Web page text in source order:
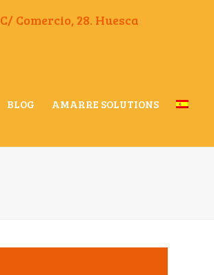
C/ Comercio, 28. Huesca
BLOG AMARRE SOLUTIONS